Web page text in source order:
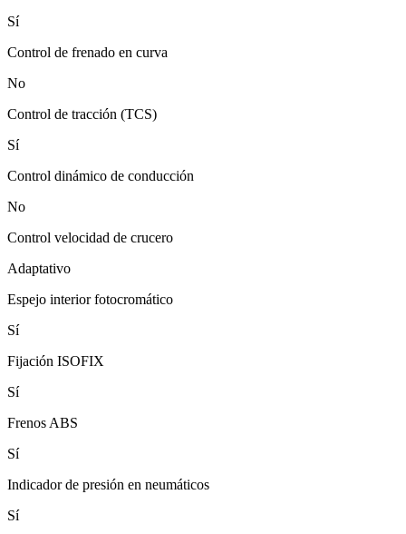
Sí
Control de frenado en curva
No
Control de tracción (TCS)
Sí
Control dinámico de conducción
No
Control velocidad de crucero
Adaptativo
Espejo interior fotocromático
Sí
Fijación ISOFIX
Sí
Frenos ABS
Sí
Indicador de presión en neumáticos
Sí